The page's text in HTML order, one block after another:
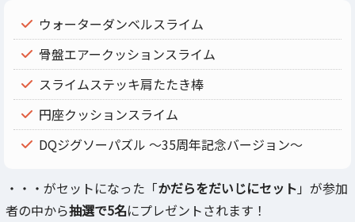
ウォーターダンベルスライム
骨盤エアークッションスライム
スライムステッキ肩たたき棒
円座クッションスライム
DQジグソーパズル ～35周年記念バージョン～
・・・がセットになった「かだらをだいじにセット 」が参加
者の中から抽選で5名にプレゼントされます！